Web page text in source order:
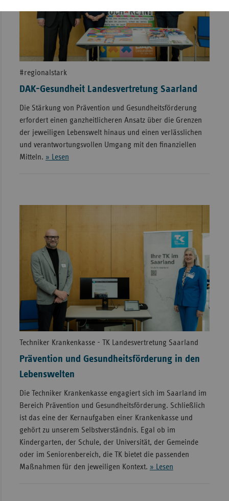
#regionalstark
DAK-Gesundheit Landesvertretung Saarland
Die Stärkung von Prävention und Gesundheitsförderung
erfordert einen ganzheitlicheren Ansatz über die Grenzen
der jeweiligen Lebenswelt hinaus und einen verlässlichen
und verantwortungsvollen Umgang mit den finanziellen
Mitteln. » Lesen
Techniker Krankenkasse - TK Landesvertretung Saarland
Prävention und Gesundheitsförderung in den
Lebenswelten
Die Techniker Krankenkasse engagiert sich im Saarland im
Bereich Prävention und Gesundheitsförderung. Schließlich
ist das eine der Kernaufgaben einer Krankenkasse und
gehört zu unserem Selbstverständnis. Egal ob im
Kindergarten, der Schule, der Universität, der Gemeinde
oder im Seniorenbereich, die TK bietet die passenden
Maßnahmen für den jeweiligen Kontext. » Lesen